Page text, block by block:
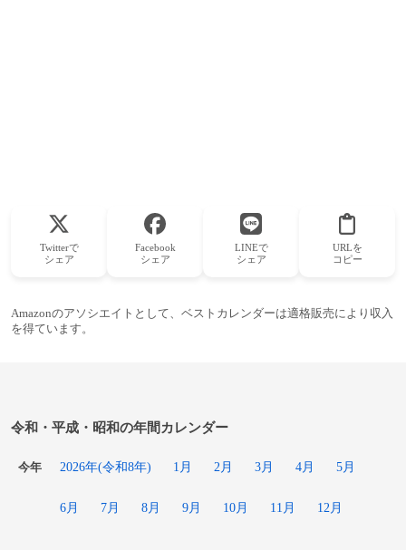
Twitterで
シェア
Facebook
シェア
LINEで
シェア
URLを
コピー
Amazonのアソシエイトとして、ベストカレンダーは適格販売により収入
を得ています。
令和・平成・昭和の年間カレンダー
今年 2026年(令和8年) 1月 2月 3月 4月 5月
6月 7月 8月 9月 10月 11月 12月